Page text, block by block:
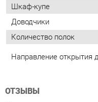
ОТЗЫВЫ
Пока нет отзывов,